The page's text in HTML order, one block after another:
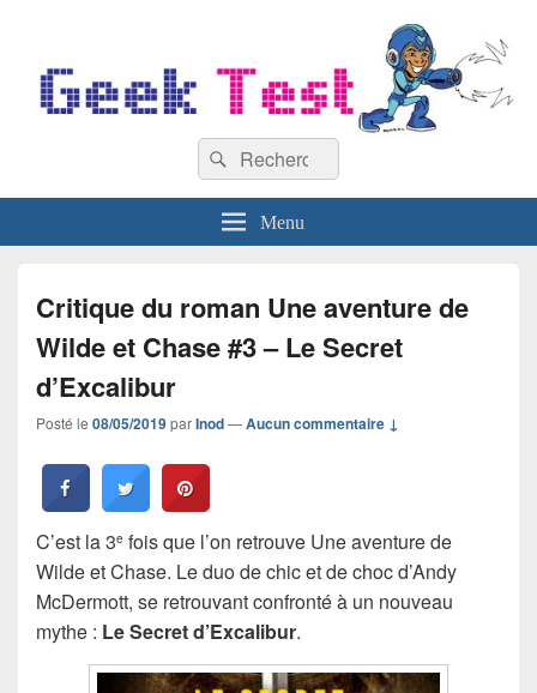
Recherche :
Rechercher
Menu
Critique du roman Une aventure de
Wilde et Chase #3 – Le Secret
d’Excalibur
Posté le 08/05/2019parInod—Aucun commentaire ↓
C’est la 3e fois que l’on retrouve Une aventure de
Wilde et Chase. Le duo de chic et de choc d’Andy
McDermott, se retrouvant confronté à un nouveau
mythe : Le Secret d’Excalibur.